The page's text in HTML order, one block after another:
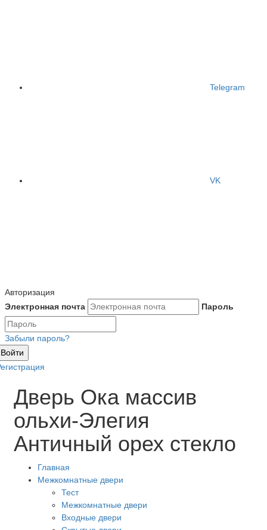
Telegram
VK
Авторизация
Электронная почта
Пароль
Забыли пароль?
Войти
Дверь Ока массив
ольхи-Элегия
Античный орех стекло
Главная
Межкомнатные двери
Тест
Межкомнатные двери
Входные двери